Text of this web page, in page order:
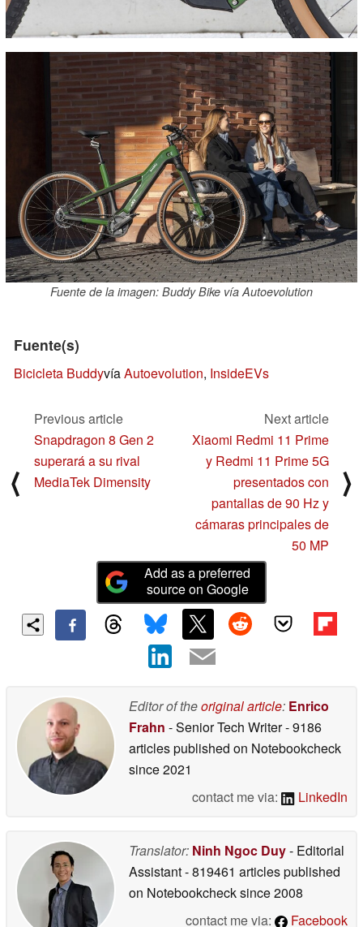
Fuente de la imagen: Buddy Bike vía Autoevolution
Fuente(s)
Bicicleta BuddyvíaAutoevolution, InsideEVs
⟨
Previous article
Snapdragon 8 Gen 2
superará a su rival
MediaTek Dimensity
Next article
Xiaomi Redmi 11 Prime
y Redmi 11 Prime 5G
presentados con
pantallas de 90 Hz y
cámaras principales de
50 MP
⟩
Add as a preferred
source on Google
Editor of theoriginal article: Enrico
Frahn - Senior Tech Writer- 9186
articles published on Notebookcheck
since 2021
contact me via:
LinkedIn
Translator: Ninh Ngoc Duy- Editorial
Assistant- 819461 articles published
on Notebookchecksince 2008
contact me via:
Facebook